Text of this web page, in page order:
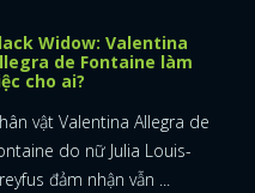
Widow: Valentina
de Fontaine làm
cho ai?
vật Valentina Allegra de
do nữ Julia Louis-
đảm nhận vẫn ...